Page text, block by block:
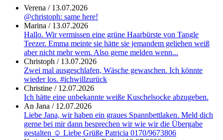
Verena / 13.07.2026
@christoph: same here!
Marina / 13.07.2026
Hallo. Wir vermissen eine grüne Haarbürste von Tangle
Teezer. Emma meinte sie hätte sie jemandem geliehen weiß
aber nicht mehr wem. Also gerne melden wenn...
Christoph / 13.07.2026
Zwei mal ausgeschlafen, Wäsche gewaschen. Ich könnte
wieder los. #ichwillzurück
Christine / 12.07.2026
Ich hätte eine unbekannte weiße Kuschelsocke abzugeben.
An Jana / 12.07.2026
Liebe Jana, wir haben ein graues Spannbettlaken. Meld dich
gerne bei mir dann besprechen wir wie wir die Übergabe
gestalten ☺️ Liebe Grüße Patricia 0170/9673806